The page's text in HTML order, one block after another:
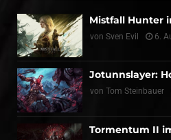
Mistfall Hunter
von Sven Evil 6.
Jotunnslayer:
von Tom Steinbauer
Tormentum II